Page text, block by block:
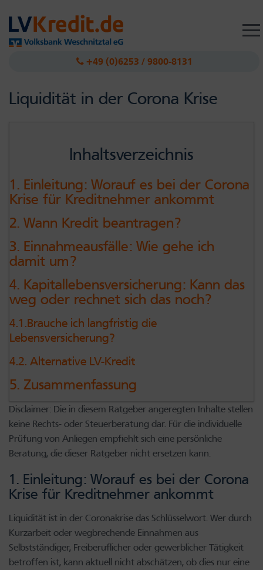
+49 (0)6253 / 9800-8131
Liquidität in der Corona Krise
Inhaltsverzeichnis
1. Einleitung: Worauf es bei der Corona
Krise für Kreditnehmer ankommt
2. Wann Kredit beantragen?
3. Einnahmeausfälle: Wie gehe ich
damit um?
4. Kapitallebensversicherung: Kann das
weg oder rechnet sich das noch?
4.1.Brauche ich langfristig die
Lebensversicherung?
4.2. Alternative LV-Kredit
5. Zusammenfassung
Disclaimer: Die in diesem Ratgeber angeregten Inhalte stellen
keine Rechts- oder Steuerberatung dar. Für die individuelle
Prüfung von Anliegen empfiehlt sich eine persönliche
Beratung, die dieser Ratgeber nicht ersetzen kann.
1. Einleitung: Worauf es bei der Corona
Krise für Kreditnehmer ankommt
Liquidität ist in der Coronakrise das Schlüsselwort. Wer durch
Kurzarbeit oder wegbrechende Einnahmen aus
Selbstständiger, Freiberuflicher oder gewerblicher Tätigkeit
betroffen ist, kann aktuell nicht abschätzen, ob dies nur eine